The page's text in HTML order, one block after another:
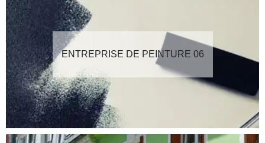
ENTREPRISE DE PEINTURE 06